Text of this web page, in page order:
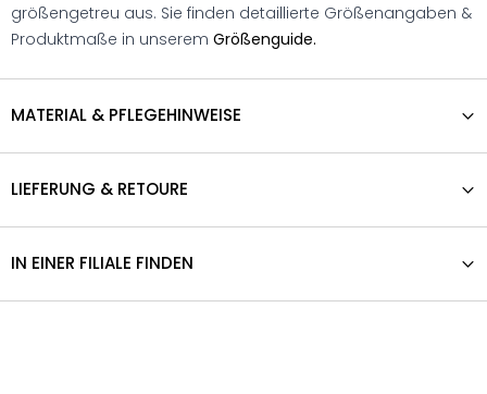
größengetreu aus. Sie finden detaillierte Größenangaben &
Produktmaße in unserem Größenguide.
MATERIAL & PFLEGEHINWEISE
LIEFERUNG & RETOURE
IN EINER FILIALE FINDEN